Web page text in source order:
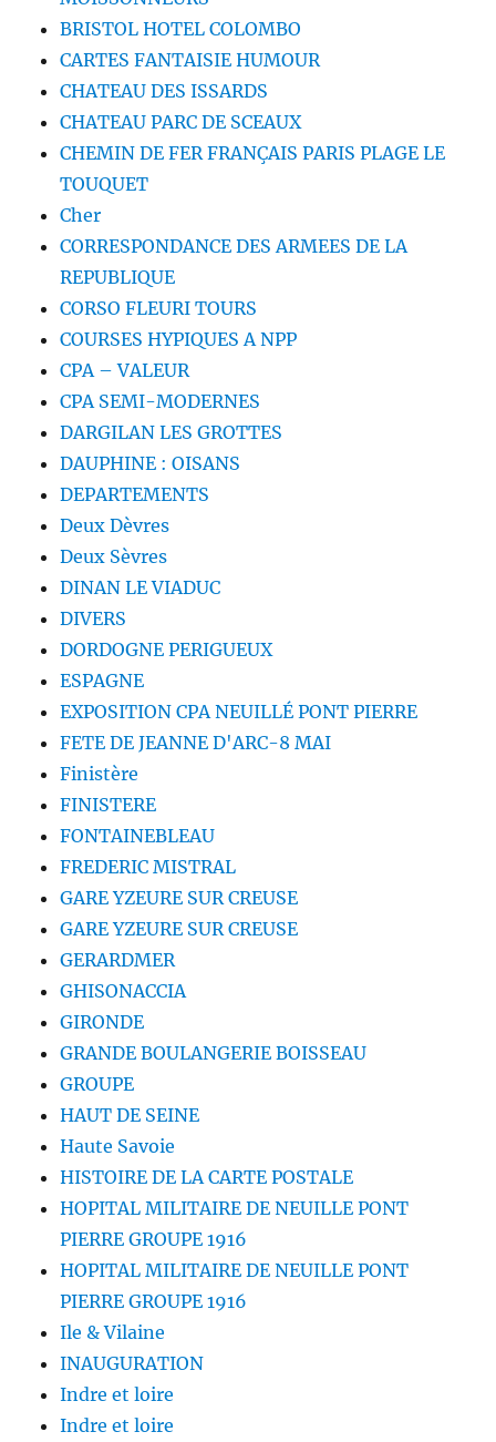
BRISTOL HOTEL COLOMBO
CARTES FANTAISIE HUMOUR
CHATEAU DES ISSARDS
CHATEAU PARC DE SCEAUX
CHEMIN DE FER FRANÇAIS PARIS PLAGE LE
TOUQUET
Cher
CORRESPONDANCE DES ARMEES DE LA
REPUBLIQUE
CORSO FLEURI TOURS
COURSES HYPIQUES A NPP
CPA – VALEUR
CPA SEMI-MODERNES
DARGILAN LES GROTTES
DAUPHINE : OISANS
DEPARTEMENTS
Deux Dèvres
Deux Sèvres
DINAN LE VIADUC
DIVERS
DORDOGNE PERIGUEUX
ESPAGNE
EXPOSITION CPA NEUILLÉ PONT PIERRE
FETE DE JEANNE D'ARC-8 MAI
Finistère
FINISTERE
FONTAINEBLEAU
FREDERIC MISTRAL
GARE YZEURE SUR CREUSE
GARE YZEURE SUR CREUSE
GERARDMER
GHISONACCIA
GIRONDE
GRANDE BOULANGERIE BOISSEAU
GROUPE
HAUT DE SEINE
Haute Savoie
HISTOIRE DE LA CARTE POSTALE
HOPITAL MILITAIRE DE NEUILLE PONT
PIERRE GROUPE 1916
HOPITAL MILITAIRE DE NEUILLE PONT
PIERRE GROUPE 1916
Ile & Vilaine
INAUGURATION
Indre et loire
Indre et loire